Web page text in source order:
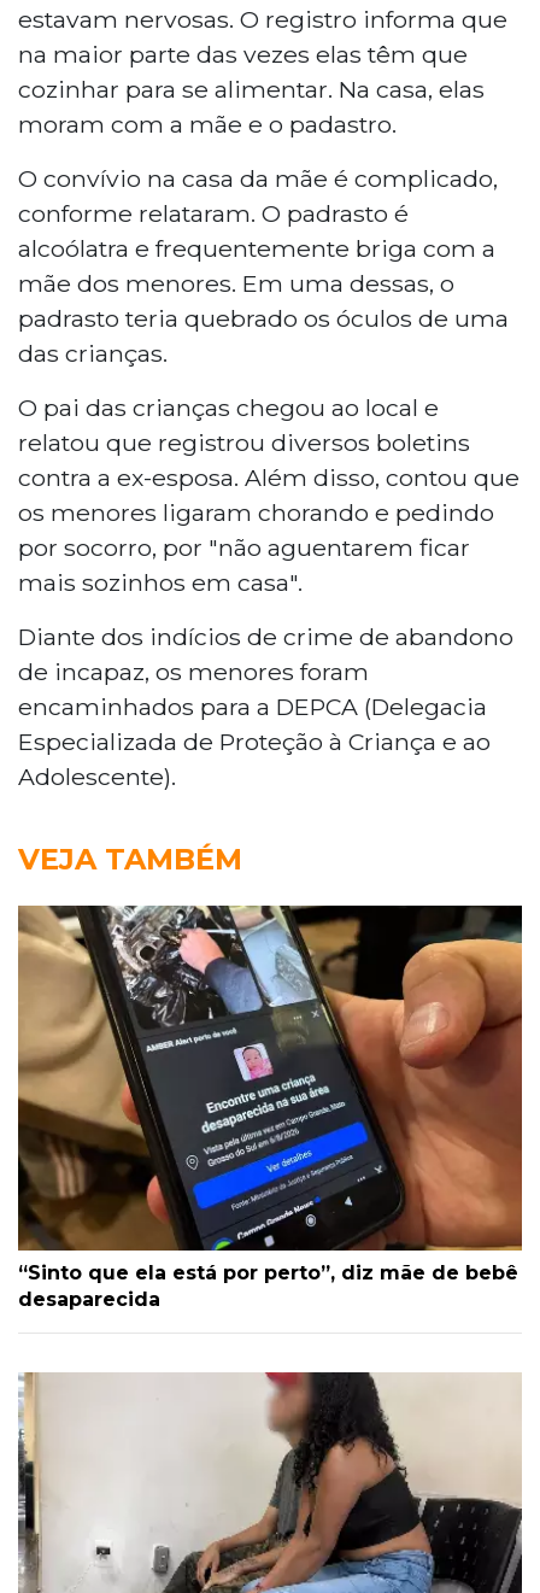
estavam nervosas. O registro informa que
na maior parte das vezes elas têm que
cozinhar para se alimentar. Na casa, elas
moram com a mãe e o padastro.
O convívio na casa da mãe é complicado,
conforme relataram. O padrasto é
alcoólatra e frequentemente briga com a
mãe dos menores. Em uma dessas, o
padrasto teria quebrado os óculos de uma
das crianças.
O pai das crianças chegou ao local e
relatou que registrou diversos boletins
contra a ex-esposa. Além disso, contou que
os menores ligaram chorando e pedindo
por socorro, por "não aguentarem ficar
mais sozinhos em casa".
Diante dos indícios de crime de abandono
de incapaz, os menores foram
encaminhados para a DEPCA (Delegacia
Especializada de Proteção à Criança e ao
Adolescente).
VEJA TAMBÉM
“Sinto que ela está por perto”, diz mãe de bebê
desaparecida